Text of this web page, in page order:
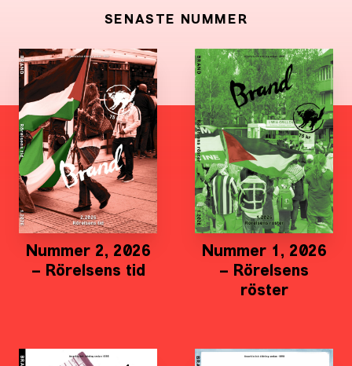
SENASTE NUMMER
Nummer 2, 2026
– Rörelsens tid
Nummer 1, 2026
– Rörelsens
röster